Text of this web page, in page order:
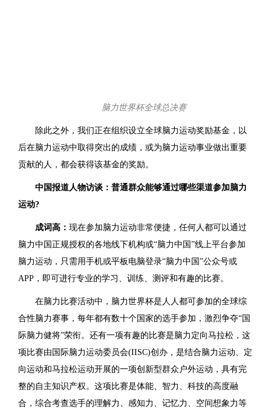
脑力世界杯全球总决赛
除此之外，我们正在组织设立全球脑力运动奖励基金，以
后在脑力运动中取得突出的成绩，或为脑力运动事业做出重要
贡献的人，都会获得该基金的奖励。
中国报道人物访谈：普通群众能够通过哪些渠道参加脑力
运动?
成词高： 现在参加脑力运动非常便捷，任何人都可以通过
脑力中国正规授权的各地线下机构或“脑力中国”线上平台参加
脑力运动，只需用手机或平板电脑登录“脑力中国”公众号或
APP，即可进行专业的学习、训练、测评和有趣的比赛。
在脑力比赛活动中，脑力世界杯是人人都可参加的全球综
合性脑力赛事，每年都有数十个国家的选手参加，激烈争夺“国
际脑力健将”荣衔。还有一项有趣的比赛是脑力定向马拉松，这
项比赛由国际脑力运动委员会(IISC)创办，是结合脑力运动、定
向运动和马拉松运动开展的一项创新型群众户外运动，具有完
整的自主知识产权。这项比赛是体能、智力、科技的高度融
合，综合考查选手的理解力、感知力、记忆力、空间想象力等